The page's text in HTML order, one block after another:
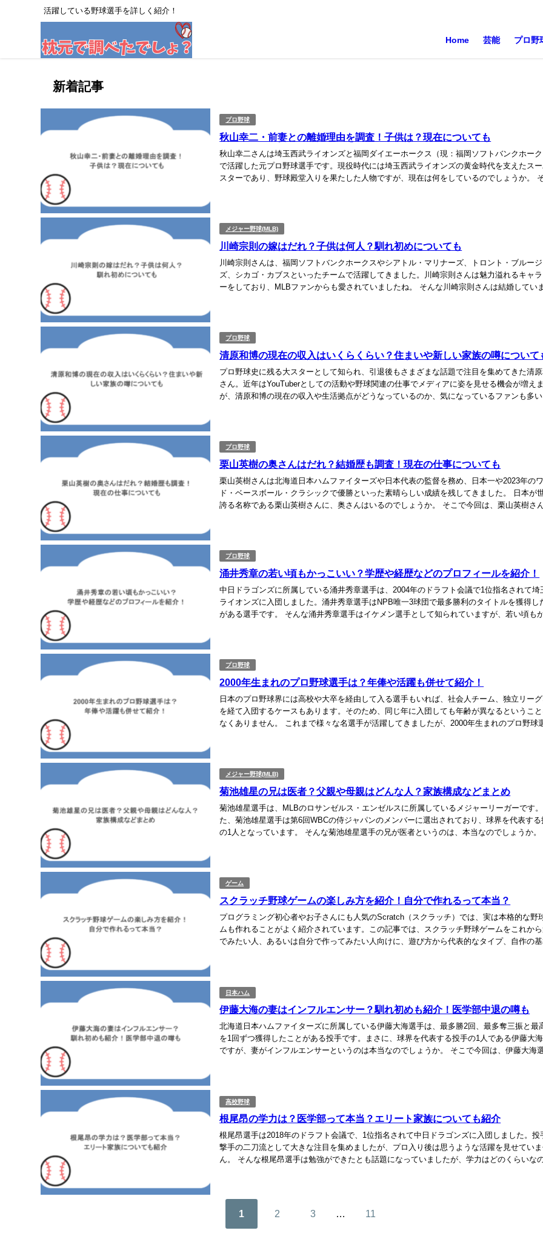
活躍している野球選手を詳しく紹介！
Home 芸能 プロ野
新着記事
プロ野球
秋山幸二・前妻との離婚理由を調査！子供は？現在についても
秋山幸二さんは埼玉西武ライオンズと福岡ダイエーホークス（現：福岡ソフトバンクホー
で活躍した元プロ野球選手です。現役時代には埼玉西武ライオンズの黄金時代を支えたス
スターであり、野球殿堂入りを果たした人物ですが、現在は何をしているのでしょうか。
メジャー野球(MLB)
川崎宗則の嫁はだれ？子供は何人？馴れ初めについても
川崎宗則さんは、福岡ソフトバンクホークスやシアトル・マリナーズ、トロント・ブルー
ズ、シカゴ・カブスといったチームで活躍してきました。川崎宗則さんは魅力溢れるキャ
ーをしており、MLBファンからも愛されていましたね。 そんな川崎宗則さんは結婚してい
プロ野球
清原和博の現在の収入はいくらくらい？住まいや新しい家族の噂について
プロ野球史に残る大スターとして知られ、引退後もさまざまな話題で注目を集めてきた清
さん。近年はYouTuberとしての活動や野球関連の仕事でメディアに姿を見せる機会が増え
が、清原和博の現在の収入や生活拠点がどうなっているのか、気になっているファンも多
プロ野球
栗山英樹の奥さんはだれ？結婚歴も調査！現在の仕事についても
栗山英樹さんは北海道日本ハムファイターズや日本代表の監督を務め、日本一や2023年の
ド・ベースボール・クラシックで優勝といった素晴らしい成績を残してきました。 日本が
誇る名称である栗山英樹さんに、奥さんはいるのでしょうか。 そこで今回は、栗山英樹さ
プロ野球
涌井秀章の若い頃もかっこいい？学歴や経歴などのプロフィールを紹介！
中日ドラゴンズに所属している涌井秀章選手は、2004年のドラフト会議で1位指名されて埼
ライオンズに入団しました。涌井秀章選手はNPB唯一3球団で最多勝利のタイトルを獲得し
がある選手です。 そんな涌井秀章選手はイケメン選手として知られていますが、若い頃も
プロ野球
2000年生まれのプロ野球選手は？年俸や活躍も併せて紹介！
日本のプロ野球界には高校や大卒を経由して入る選手もいれば、社会人チーム、独立リー
を経て入団するケースもあります。そのため、同じ年に入団しても年齢が異なるというこ
なくありません。 これまで様々な名選手が活躍してきましたが、2000年生まれのプロ野球
メジャー野球(MLB)
菊池雄星の兄は医者？父親や母親はどんな人？家族構成などまとめ
菊池雄星選手は、MLBのロサンゼルス・エンゼルスに所属しているメジャーリーガーです
た、菊池雄星選手は第6回WBCの侍ジャパンのメンバーに選出されており、球界を代表する
の1人となっています。 そんな菊池雄星選手の兄が医者というのは、本当なのでしょうか
ゲーム
スクラッチ野球ゲームの楽しみ方を紹介！自分で作れるって本当？
プログラミング初心者やお子さんにも人気のScratch（スクラッチ）では、実は本格的な野
ムも作れることがよく紹介されています。この記事では、スクラッチ野球ゲームをこれか
でみたい人、あるいは自分で作ってみたい人向けに、遊び方から代表的なタイプ、自作の
日本ハム
伊藤大海の妻はインフルエンサー？馴れ初めも紹介！医学部中退の噂も
北海道日本ハムファイターズに所属している伊藤大海選手は、最多勝2回、最多奪三振と最
を1回ずつ獲得したことがある投手です。まさに、球界を代表する投手の1人である伊藤大
ですが、妻がインフルエンサーというのは本当なのでしょうか。 そこで今回は、伊藤大海
高校野球
根尾昂の学力は？医学部って本当？エリート家族についても紹介
根尾昂選手は2018年のドラフト会議で、1位指名されて中日ドラゴンズに入団しました。投
撃手の二刀流として大きな注目を集めましたが、プロ入り後は思うような活躍を見せてい
ん。 そんな根尾昂選手は勉強ができたとも話題になっていましたが、学力はどのくらいな
1 2 3 … 11